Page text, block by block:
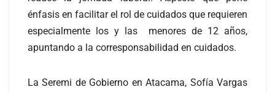
énfasis en facilitar el rol de cuidados que requieren
especialmente los y las menores de 12 años,
apuntando a la corresponsabilidad en cuidados.
La Seremi de Gobierno en Atacama, Sofía Vargas